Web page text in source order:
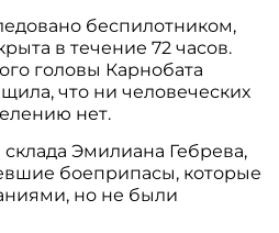
беспилотником,
в течение 72 часов.
головы Карнобата
что ни человеческих
нет.
Эмилиана Гебрева,
боеприпасы, которые
но не были